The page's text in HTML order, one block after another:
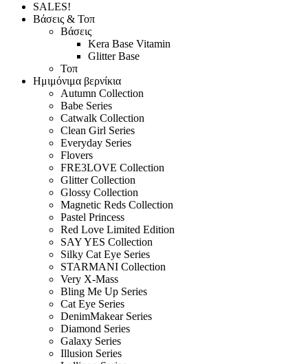
SALES!
Βάσεις & Τοπ
Βάσεις
Kera Base Vitamin
Glitter Base
Τοπ
Ημιμόνιμα βερνίκια
Autumn Collection
Babe Series
Catwalk Collection
Clean Girl Series
Everyday Series
Flovers
FRE3LOVE Collection
Glitter Collection
Glossy Collection
Magnetic Reds Collection
Pastel Princess
Red Love Limited Edition
SAY YES Collection
Silky Cat Eye Series
STARMANI Collection
Very X-Mass
Bling Me Up Series
Cat Eye Series
DenimMakear Series
Diamond Series
Galaxy Series
Illusion Series